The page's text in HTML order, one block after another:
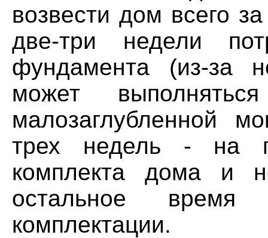
возвести дом всего
две-три недели
фундамента (из-за
может
малозаглубленной
трех недель - на
комплекта дома и
остальное
комплектации.